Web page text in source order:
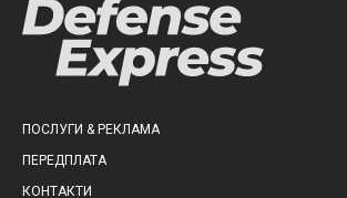
ПОСЛУГИ & РЕКЛАМА
ПЕРЕДПЛАТА
КОНТАКТИ